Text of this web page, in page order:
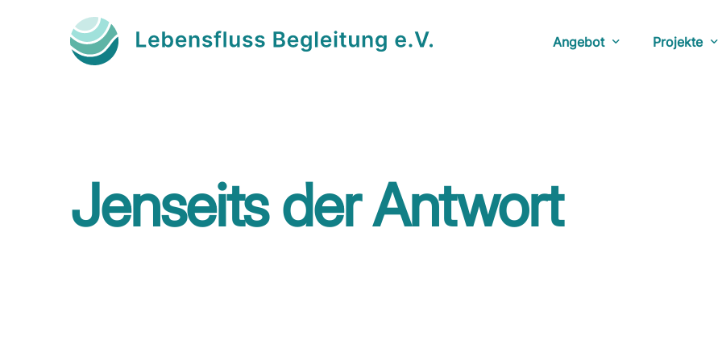
Angebot Projekte
Jenseits der Antwort